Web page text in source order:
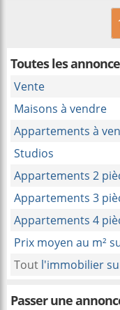
Toutes les
Vente
Maisons à vendre
Appartements à
Studios
Appartements 2
Appartements 3
Appartements 4
Prix moyen au m²
Tout l'immobilier
Passer une